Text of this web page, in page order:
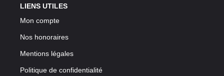
LIENS UTILES
Mon compte
Nos honoraires
Mentions légales
Politique de confidentialité